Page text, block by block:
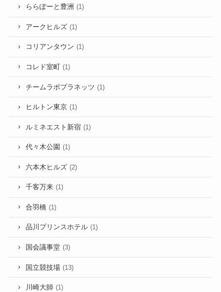
ららぽーと豊洲 (1)
アークヒルズ (1)
コリアンタウン (1)
コレド室町 (1)
チームラボプラネッツ (1)
ヒルトン東京 (1)
ルミネエスト新宿 (1)
代々木公園 (1)
六本木ヒルズ (2)
千客万来 (1)
合羽橋 (1)
品川プリンスホテル (1)
国会議事堂 (3)
国立競技場 (13)
川崎大師 (1)